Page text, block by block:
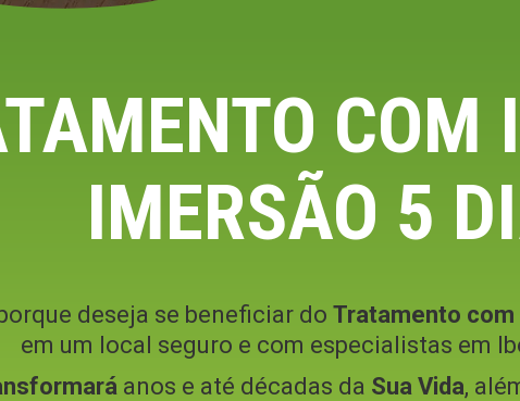
COM
IMERSÃO 5
deseja se beneficiar do Tratamento com
em um local seguro e com especialistas em
anos e até décadas da Sua Vida,